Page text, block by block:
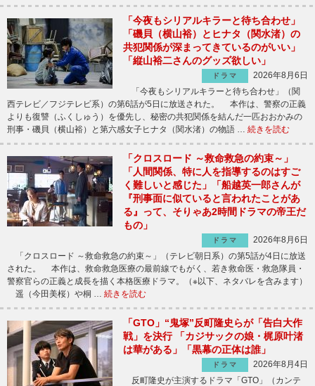
「今夜もシリアルキラーと待ち合わせ」
「磯貝（横山裕）とヒナタ（関水渚）の
共犯関係が深まってきているのがいい」
「縦山裕二さんのグッズ欲しい」
ドラマ
2026年8月6日
「今夜もシリアルキラーと待ち合わせ」（関
西テレビ／フジテレビ系）の第6話が5日に放送された。 本作は、警察の正義
よりも復讐（ふくしゅう）を優先し、秘密の共犯関係を結んだ一匹おおかみの
刑事・磯貝（横山裕）と第六感女子ヒナタ（関水渚）の物語 … 続きを読む
「クロスロード ～救命救急の約束～」
「人間関係、特に人を指導するのはすご
く難しいと感じた」「船越英一郎さんが
『刑事面に似ていると言われたことがあ
る』って、そりゃあ2時間ドラマの帝王だ
もの」
ドラマ
2026年8月6日
「クロスロード ～救命救急の約束～」（テレビ朝日系）の第5話が4日に放送
された。 本作は、救命救急医療の最前線でもがく、若き救命医・救急隊員・
警察官らの正義と成長を描く本格医療ドラマ。（※以下、ネタバレを含みます）
遥（今田美桜）や桐 … 続きを読む
「GTO」“鬼塚”反町隆史らが「告白大作
戦」を決行 「カジサックの娘・梶原叶渚
は華がある」「黒幕の正体は誰」
ドラマ
2026年8月4日
反町隆史が主演するドラマ「GTO」（カンテ